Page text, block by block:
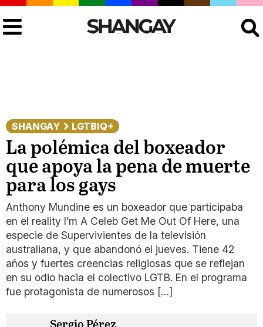
SHANGAY LGTBIQ+
La polémica del boxeador
que apoya la pena de muerte
para los gays
Anthony Mundine es un boxeador que participaba
en el reality I’m A Celeb Get Me Out Of Here, una
especie de Supervivientes de la televisión
australiana, y que abandonó el jueves. Tiene 42
años y fuertes creencias religiosas que se reflejan
en su odio hacia el colectivo LGTB. En el programa
fue protagonista de numerosos […]